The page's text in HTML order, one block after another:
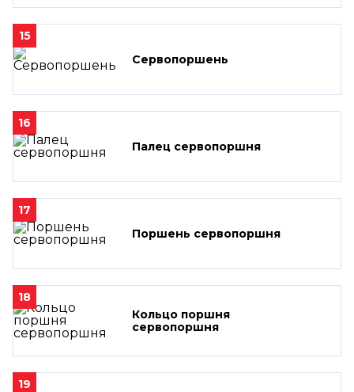
15
Сервопоршень
16
Палец сервопоршня
17
Поршень сервопоршня
18
Кольцо поршня
сервопоршня
19